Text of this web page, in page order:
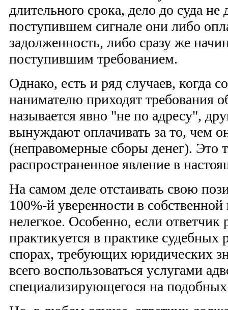
длительного срока, дело до суда
поступившем сигнале они либо
задолженность, либо сразу же
поступившим требованием.
Однако, есть и ряд случаев, когда
нанимателю приходят требования
называется явно "не по адресу",
вынуждают оплачивать за то, чем
(неправомерные сборы денег). Это
распространенное явление в
На самом деле отстаивать свою
100%-й уверенности в собственной
нелегкое. Особенно, если ответчик
практикуется в практике судебных
спорах, требующих юридических
всего воспользоваться услугами
специализирующегося на